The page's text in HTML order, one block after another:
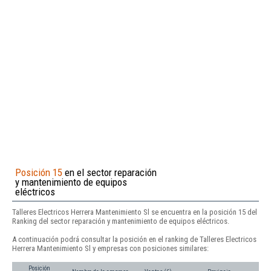
Posición 15 en el sector reparación
y mantenimiento de equipos
eléctricos
Talleres Electricos Herrera Mantenimiento Sl se encuentra en la posición 15 del
Ranking del sector reparación y mantenimiento de equipos eléctricos.
A continuación podrá consultar la posición en el ranking de Talleres Electricos
Herrera Mantenimiento Sl y empresas con posiciones similares:
Posición